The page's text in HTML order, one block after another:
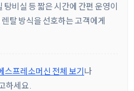
비실 등 짧은 시간에 간편 운영이
탈 방식을 선호하는 고객에게
스프레소머신 전체 보기나
하세요.